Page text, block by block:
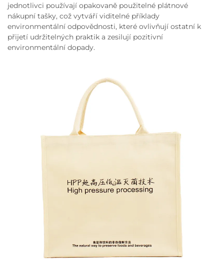
jednotlivci používají opakovaně použitelné plátnové
nákupní tašky, což vytváří viditelné příklady
environmentální odpovědnosti, které ovlivňují ostatní k
přijetí udržitelných praktik a zesilují pozitivní
environmentální dopady.